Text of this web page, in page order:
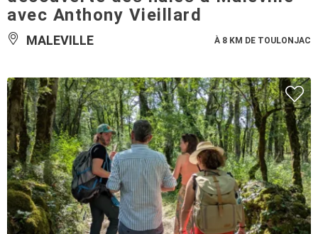
avec Anthony Vieillard
MALEVILLE À 8 KM DE TOULONJAC